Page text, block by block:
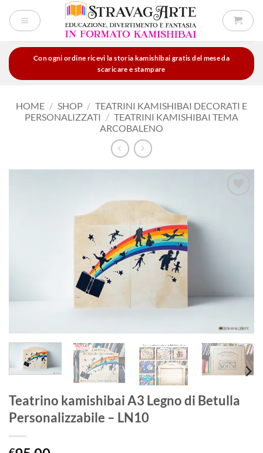
Con ogni ordine ricevi la storia kamishibai gratis del mese da
scaricare e stampare
HOME / SHOP / TEATRINI KAMISHIBAI DECORATI E
PERSONALIZZATI / TEATRINI KAMISHIBAI TEMA
ARCOBALENO
Teatrino kamishibai A3 Legno di Betulla
Personalizzabile – LN10